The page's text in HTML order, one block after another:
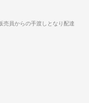
売員からの手渡しとなり配達